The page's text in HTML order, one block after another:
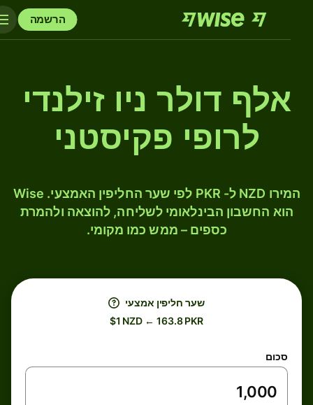
הרשמה
אלף דולר ניו זילנדי
לרופי פקיסטני
המירו NZD ל- PKR לפי שער החליפין האמצעי. Wise
הוא החשבון הבינלאומי לשליחה, להוצאה ולהמרת
כספים – ממש כמו מקומי.
שער חליפין אמצעי
$1 NZD ← 163.8 PKR
סכום